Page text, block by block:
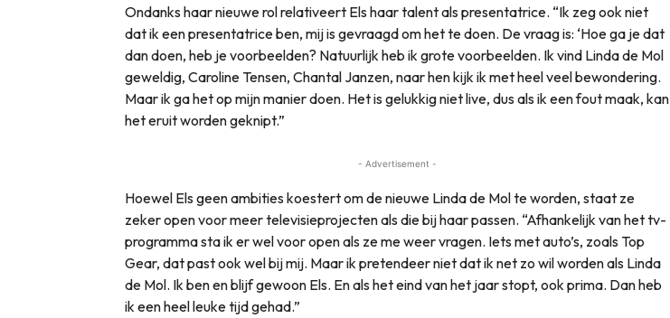
Ondanks haar nieuwe rol relativeert Els haar talent als presentatrice. “Ik zeg ook niet
dat ik een presentatrice ben, mij is gevraagd om het te doen. De vraag is: ‘Hoe ga je dat
dan doen, heb je voorbeelden? Natuurlijk heb ik grote voorbeelden. Ik vind Linda de Mol
geweldig, Caroline Tensen, Chantal Janzen, naar hen kijk ik met heel veel bewondering.
Maar ik ga het op mijn manier doen. Het is gelukkig niet live, dus als ik een fout maak, kan
het eruit worden geknipt.”
- Advertisement -
Hoewel Els geen ambities koestert om de nieuwe Linda de Mol te worden, staat ze
zeker open voor meer televisieprojecten als die bij haar passen. “Afhankelijk van het tv-
programma sta ik er wel voor open als ze me weer vragen. Iets met auto’s, zoals Top
Gear, dat past ook wel bij mij. Maar ik pretendeer niet dat ik net zo wil worden als Linda
de Mol. Ik ben en blijf gewoon Els. En als het eind van het jaar stopt, ook prima. Dan heb
ik een heel leuke tijd gehad.”